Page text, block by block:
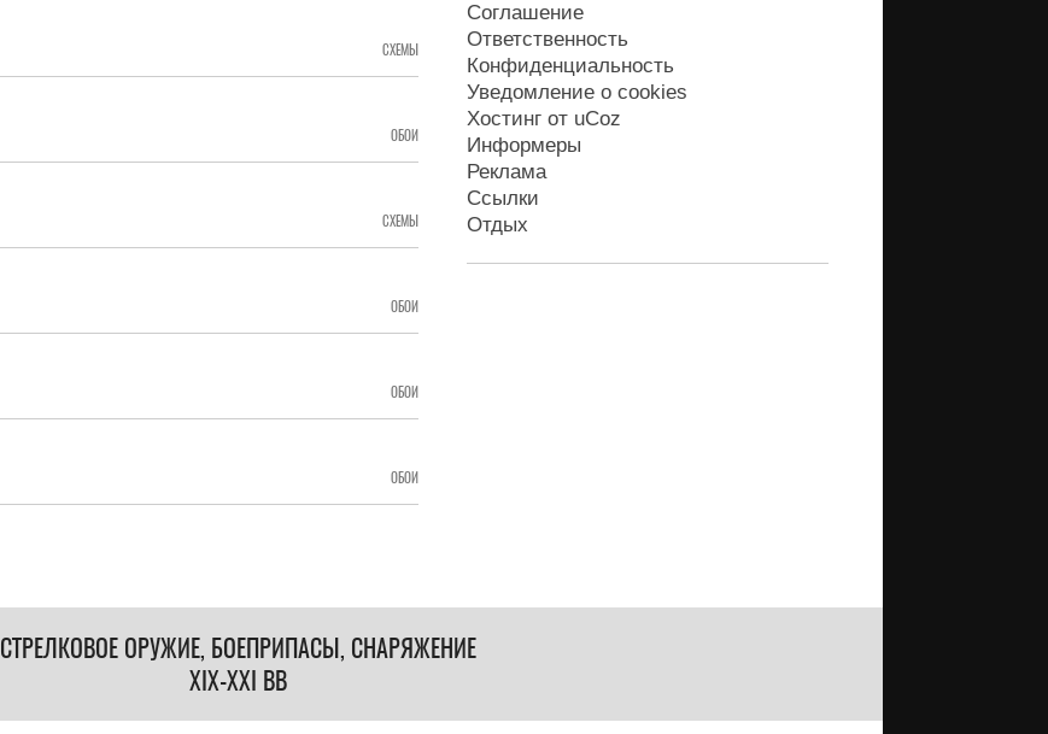
СХЕМЫ
ОБОИ
СХЕМЫ
ОБОИ
ОБОИ
ОБОИ
Соглашение
Ответственность
Конфиденциальность
Уведомление о cookies
Хостинг от uCoz
Информеры
Реклама
Ссылки
Отдых
СТРЕЛКОВОЕ ОРУЖИЕ, БОЕПРИПАСЫ, СНАРЯЖЕНИЕ
XIX-XXI ВВ